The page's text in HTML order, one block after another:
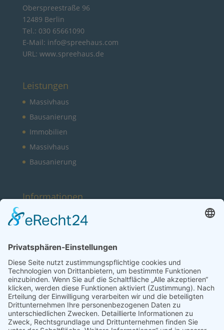
Oberspreestraße 96
12489 Berlin
Tel.: 030 65661090
E-Mail: info@spreehaus.com
URL: www.spreehaus.de
Leistungen
Massivhaus
Bausanierung
Immobilien
Massivhaus
Bausanierung
Informationen
Galerie
SpreeHaus Qualität
Partner
Anfrage
Sie haben Fragen?
030 656 610 90